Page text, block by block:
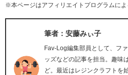
※本ページはアフィリエイトプログラムに
筆者：安藤みぃ子
Fav-Log編集部員として、フ
ッズなどの記事を担当。趣味
ど。最近はレジンクラフトを